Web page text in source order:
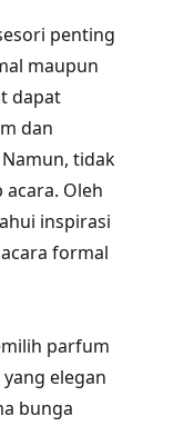
penting
maupun
dapat
dan
tidak
Oleh
inspirasi
formal
parfum
elegan
bunga